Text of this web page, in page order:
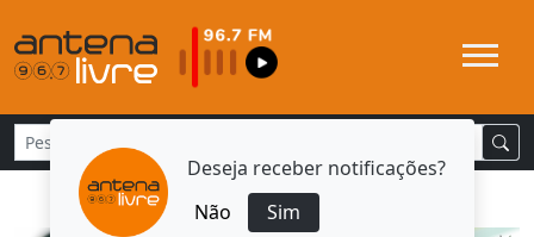
Deseja receber notificações?
Não
Sim